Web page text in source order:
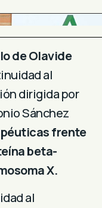
de Olavide
al
dirigida por
Sánchez
frente
beta-
X.
al